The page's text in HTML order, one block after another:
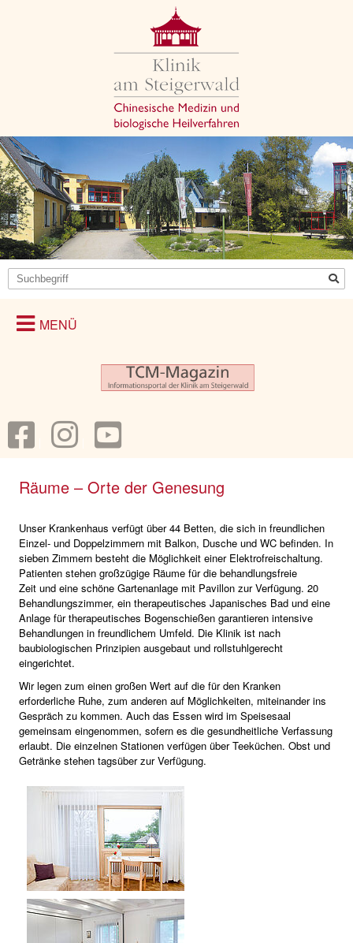
Räume – Orte der Genesung
Unser Krankenhaus verfügt über 44 Betten, die sich in freundlichen
Einzel- und Doppelzimmern mit Balkon, Dusche und WC befinden. In
sieben Zimmern besteht die Möglichkeit einer Elektrofreischaltung.
Patienten stehen großzügige Räume für die behandlungsfreie
Zeit und eine schöne Gartenanlage mit Pavillon zur Verfügung. 20
Behandlungszimmer, ein therapeutisches Japanisches Bad und eine
Anlage für therapeutisches Bogenschießen garantieren intensive
Behandlungen in freundlichem Umfeld. Die Klinik ist nach
baubiologischen Prinzipien ausgebaut und rollstuhlgerecht
eingerichtet.
Wir legen zum einen großen Wert auf die für den Kranken
erforderliche Ruhe, zum anderen auf Möglichkeiten, miteinander ins
Gespräch zu kommen. Auch das Essen wird im Speisesaal
gemeinsam eingenommen, sofern es die gesundheitliche Verfassung
erlaubt. Die einzelnen Stationen verfügen über Teeküchen. Obst und
Getränke stehen tagsüber zur Verfügung.